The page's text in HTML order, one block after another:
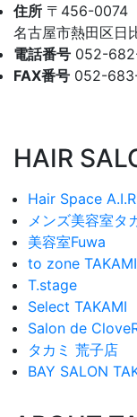
住所 〒456-0074
名古屋市熱田区日
電話番号 052-
FAX番号 052-
HAIR
Hair Space A.I.R
メンズ美容室タ
美容室Fuwa
to zone TAKAMI
T.stage
Select TAKAMI
Salon de
タカミ 荒子店
BAY SALON